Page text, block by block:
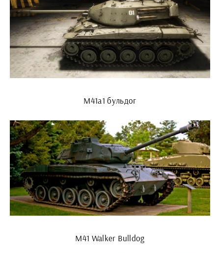
М41а1 бульдог
М41 Walker Bulldog